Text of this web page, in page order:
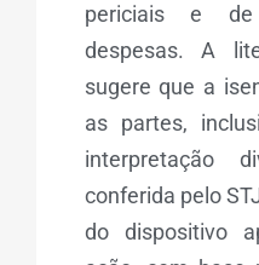
periciais e de
despesas. A
sugere que a
as partes,
interpretação
conferida pelo
do dispositivo